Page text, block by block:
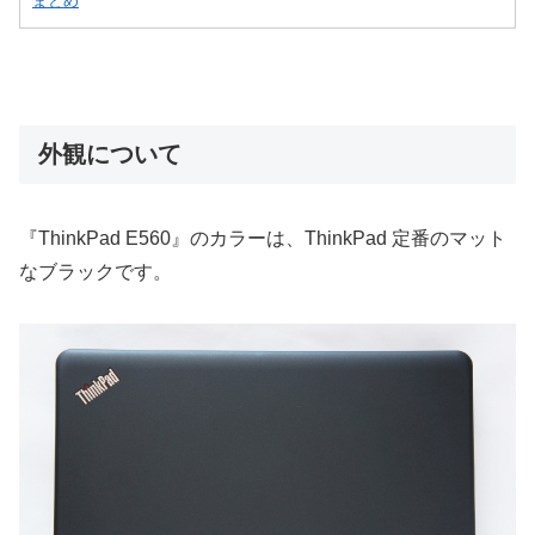
外観について
『ThinkPad E560』のカラーは、ThinkPad 定番のマット
なブラックです。